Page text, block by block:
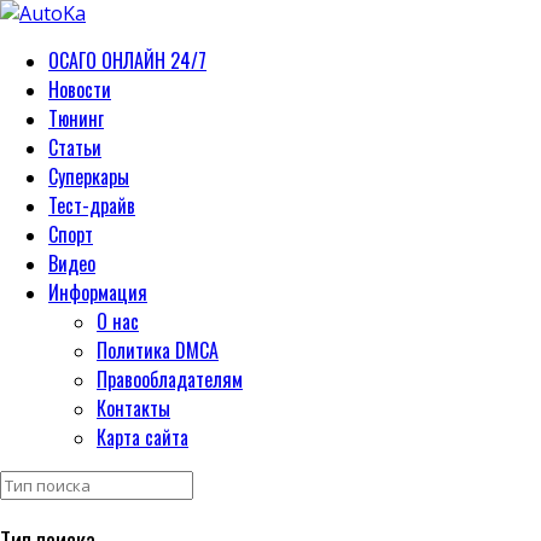
ОСАГО ОНЛАЙН 24/7
Новости
Тюнинг
Статьи
Суперкары
Тест-драйв
Спорт
Видео
Информация
О нас
Политика DMCA
Правообладателям
Контакты
Карта сайта